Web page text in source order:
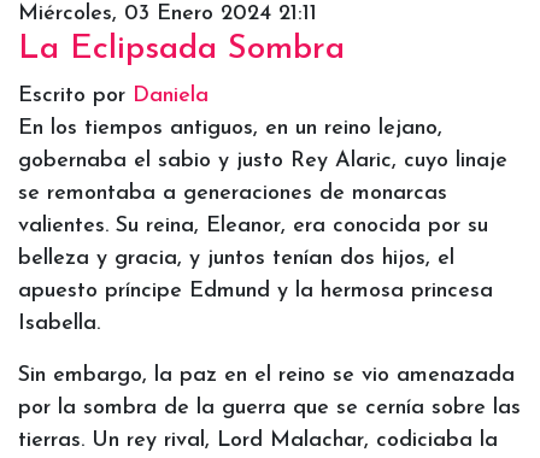
Miércoles, 03 Enero 2024 21:11
La Eclipsada Sombra
Escrito por Daniela
En los tiempos antiguos, en un reino lejano,
gobernaba el sabio y justo Rey Alaric, cuyo linaje
se remontaba a generaciones de monarcas
valientes. Su reina, Eleanor, era conocida por su
belleza y gracia, y juntos tenían dos hijos, el
apuesto príncipe Edmund y la hermosa princesa
Isabella.
Sin embargo, la paz en el reino se vio amenazada
por la sombra de la guerra que se cernía sobre las
tierras. Un rey rival, Lord Malachar, codiciaba la